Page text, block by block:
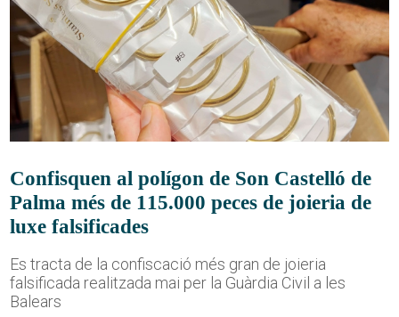
Confisquen al polígon de Son Castelló de
Palma més de 115.000 peces de joieria de
luxe falsificades
Es tracta de la confiscació més gran de joieria
falsificada realitzada mai per la Guàrdia Civil a les
Balears